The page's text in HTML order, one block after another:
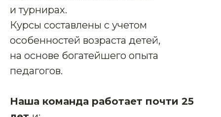
и турнирах.
Курсы составлены с учетом
особенностей возраста детей,
на основе богатейшего опыта
педагогов.
Наша команда работает почти 25